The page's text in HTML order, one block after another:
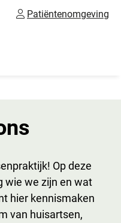
Patiëntenomgeving
Op deze
wie we zijn en wat
hier kennismaken
van huisartsen,